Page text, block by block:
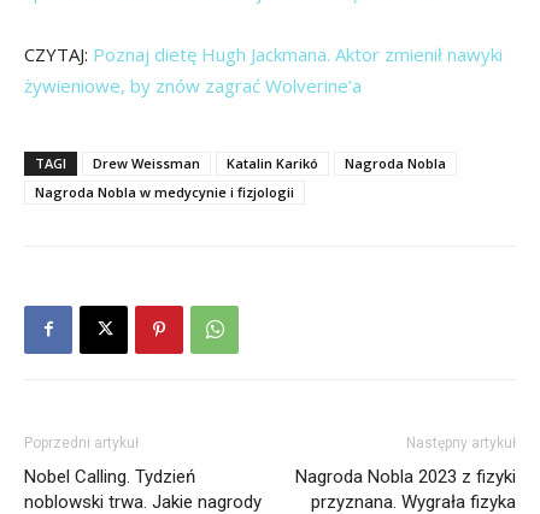
CZYTAJ: Poznaj dietę Hugh Jackmana. Aktor zmienił nawyki
żywieniowe, by znów zagrać Wolverine’a
TAGI Drew Weissman Katalin Karikó
Nagroda Nobla
Nagroda Nobla w medycynie i fizjologii
Poprzedni artykuł
Nobel Calling. Tydzień
noblowski trwa. Jakie nagrody
Następny artykuł
Nagroda Nobla 2023 z fizyki
przyznana. Wygrała fizyka